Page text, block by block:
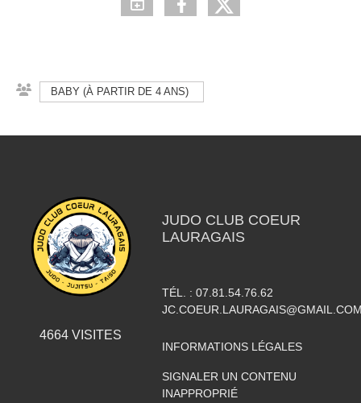
BABY (À PARTIR DE 4 ANS)
4664 VISITES
JUDO CLUB COEUR
LAURAGAIS
TÉL. : 07.81.54.76.62
INFORMATIONS LÉGALES
SIGNALER UN CONTENU
INAPPROPRIÉ